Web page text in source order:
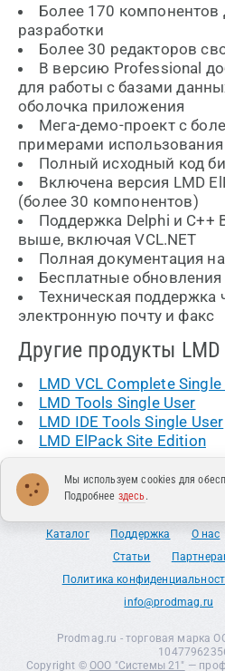
Более 170 компонентов
разработки
Более 30 редакторов
В версию Professional
для работы с базами
оболочка приложения
Мега-демо-проект с
примерами
Полный исходный код
Включена версия LMD
(более 30 компонентов)
Поддержка Delphi и C++
выше, включая VCL.NET
Полная документация
Бесплатные обновления
Техническая
электронную почту и факс
Другие продукты
LMD VCL Complete Single
LMD Tools Single User
LMD IDE Tools Single User
LMD ElPack Site Edition
Каталог Поддержка О нас
Статьи
Политика
info@prodmag.ru
Prodmag.ru - торговая марка
Copyright © ООО "Системы 21" —
Мы используем cookies для
Подробнее здесь.